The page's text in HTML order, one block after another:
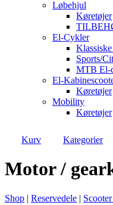
Løbehjul
Køretøjer
El-Cykler
Sports/
MTB El-
El-
Køretøjer
Mobility
Køretøjer
Kurv Kategorier
Motor /
Shop | Reservedele |